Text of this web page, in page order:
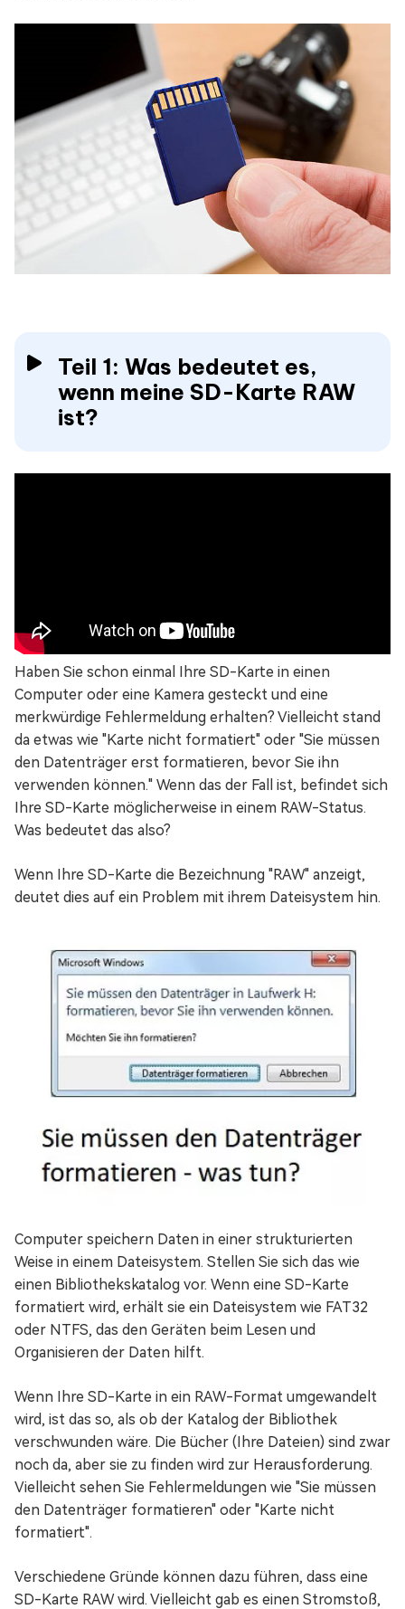
Teil 1: Was bedeutet es,
wenn meine SD-Karte RAW
ist?
Haben Sie schon einmal Ihre SD-Karte in einen
Computer oder eine Kamera gesteckt und eine
merkwürdige Fehlermeldung erhalten? Vielleicht stand
da etwas wie "Karte nicht formatiert" oder "Sie müssen
den Datenträger erst formatieren, bevor Sie ihn
verwenden können." Wenn das der Fall ist, befindet sich
Ihre SD-Karte möglicherweise in einem RAW-Status.
Was bedeutet das also?
Wenn Ihre SD-Karte die Bezeichnung "RAW" anzeigt,
deutet dies auf ein Problem mit ihrem Dateisystem hin.
Computer speichern Daten in einer strukturierten
Weise in einem Dateisystem. Stellen Sie sich das wie
einen Bibliothekskatalog vor. Wenn eine SD-Karte
formatiert wird, erhält sie ein Dateisystem wie FAT32
oder NTFS, das den Geräten beim Lesen und
Organisieren der Daten hilft.
Wenn Ihre SD-Karte in ein RAW-Format umgewandelt
wird, ist das so, als ob der Katalog der Bibliothek
verschwunden wäre. Die Bücher (Ihre Dateien) sind zwar
noch da, aber sie zu finden wird zur Herausforderung.
Vielleicht sehen Sie Fehlermeldungen wie "Sie müssen
den Datenträger formatieren" oder "Karte nicht
formatiert".
Verschiedene Gründe können dazu führen, dass eine
SD-Karte RAW wird. Vielleicht gab es einen Stromstoß,